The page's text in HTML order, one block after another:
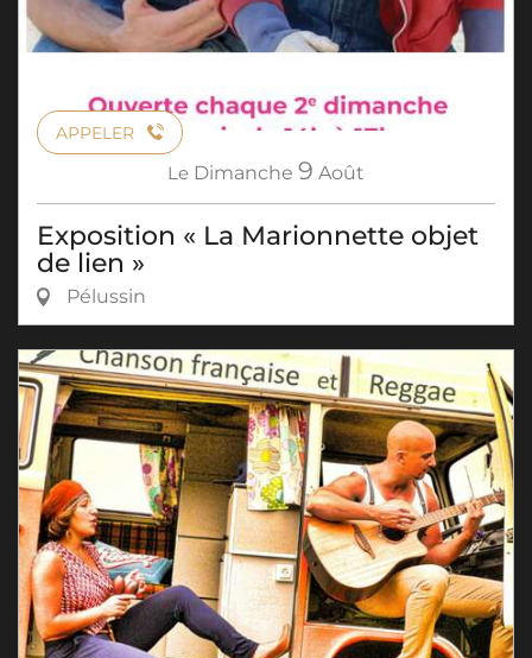
APPELER
Le Dimanche 9 Août
Exposition « La Marionnette objet
de lien »
Pélussin